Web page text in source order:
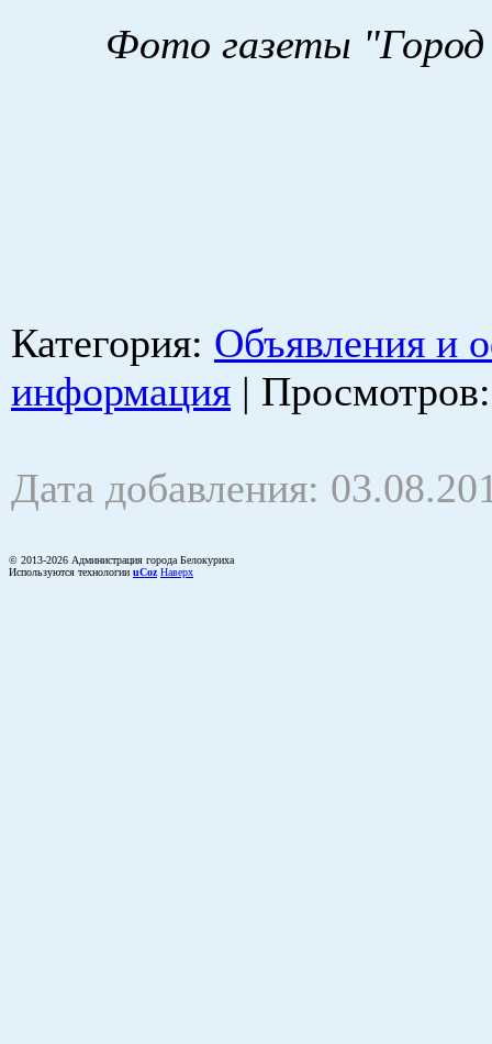
Фото газеты "Город
Категория: Объявления и
информация | Просмотров
Дата добавления:
© 2013-2026 Администрация города Белокуриха
Используются технологии uCoz Наверх